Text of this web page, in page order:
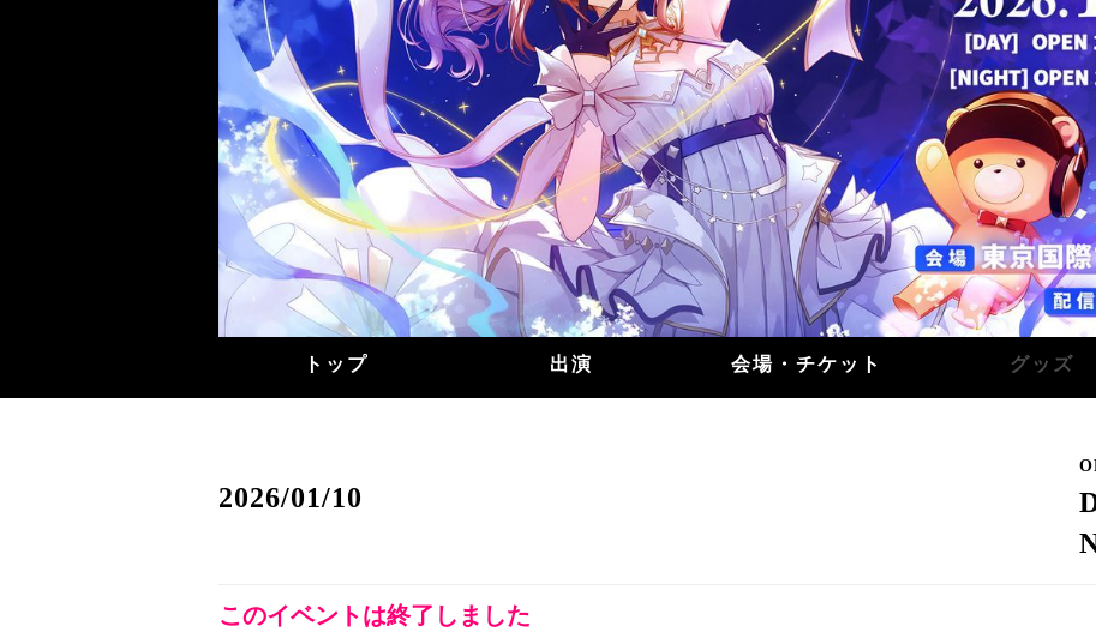
トップ 出演 会場・チケット グッズ
2026/01/10
このイベントは終了しました